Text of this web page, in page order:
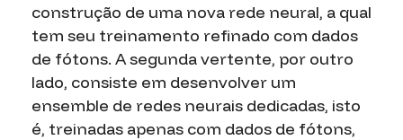
construção de uma nova rede neural, a qual
tem seu treinamento refinado com dados
de fótons. A segunda vertente, por outro
lado, consiste em desenvolver um
ensemble de redes neurais dedicadas, isto
é, treinadas apenas com dados de fótons,